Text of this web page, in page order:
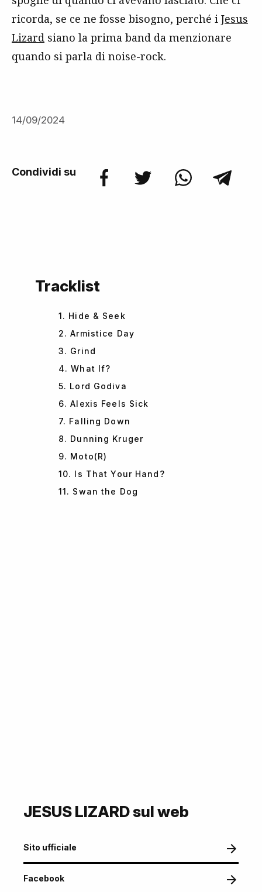
ricorda, se ce ne fosse bisogno, perché i Jesus
Lizard siano la prima band da menzionare
quando si parla di noise-rock.
14/09/2024
Condividi su
Tracklist
1. Hide & Seek
2. Armistice Day
3. Grind
4. What If?
5. Lord Godiva
6. Alexis Feels Sick
7. Falling Down
8. Dunning Kruger
9. Moto(R)
10. Is That Your Hand?
11. Swan the Dog
JESUS LIZARD sul web
Sito ufficiale
Facebook